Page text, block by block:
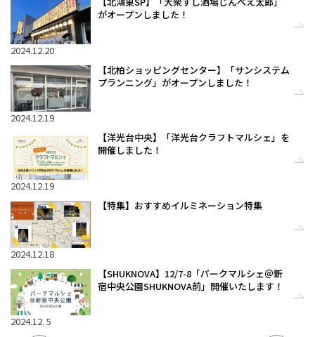
がオープンしました！
2024.12.20
【北柏ショッピングセンター】「サンシステム
プランニング」がオープンしました！
2024.12.19
【洋光台中央】「洋光台クラフトマルシェ」を
開催しました！
2024.12.19
【特集】おすすめイルミネーション特集
2024.12.18
【SHUKNOVA】12/7-8「パークマルシェ＠新
宿中央公園SHUKNOVA前」開催いたします！
2024.12. 5